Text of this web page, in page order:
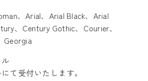
、Arial、Arial Black、Arial
、Century Gothic、Courier、
Georgia
て受付いたします。